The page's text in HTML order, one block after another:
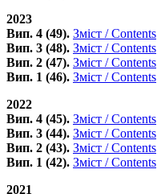
2023
Вип. 4 (49). Зміст / Contents
Вип. 3 (48). Зміст / Contents
Вип. 2 (47). Зміст / Contents
Вип. 1 (46). Зміст / Contents
2022
Вип. 4 (45). Зміст / Contents
Вип. 3 (44). Зміст / Contents
Вип. 2 (43). Зміст / Contents
Вип. 1 (42). Зміст / Contents
2021